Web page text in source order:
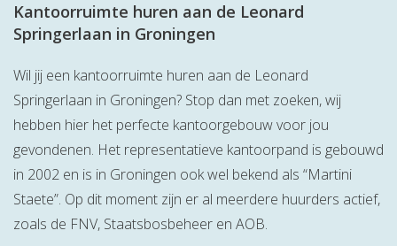
Kantoorruimte huren aan de Leonard
Springerlaan in Groningen
Wil jij een kantoorruimte huren aan de Leonard
Springerlaan in Groningen? Stop dan met zoeken, wij
hebben hier het perfecte kantoorgebouw voor jou
gevondenen. Het representatieve kantoorpand is gebouwd
in 2002 en is in Groningen ook wel bekend als “Martini
Staete”. Op dit moment zijn er al meerdere huurders actief,
zoals de FNV, Staatsbosbeheer en AOB.